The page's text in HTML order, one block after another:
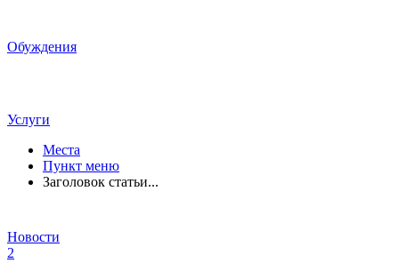
Обуждения
Услуги
Места
Пункт меню
Заголовок статьи...
Новости
2